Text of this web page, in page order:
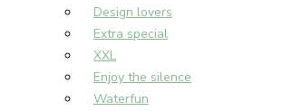
Design lovers
Extra special
XXL
Enjoy the silence
Waterfun